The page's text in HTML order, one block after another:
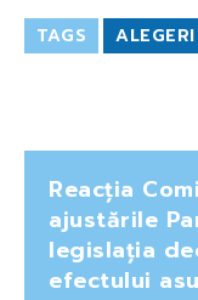
TAGS ALEGERI
Reacția
ajustările
legislația
efectului